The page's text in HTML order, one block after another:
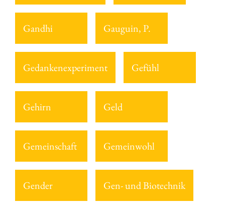
Gandhi Gauguin, P.
Gedankenexperiment Gefühl
Gehirn Geld
Gemeinschaft Gemeinwohl
Gender Gen- und Biotechnik